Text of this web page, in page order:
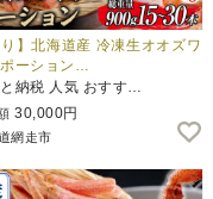
り】北海道産 冷凍生オオズワ
ーション…
納税 人気 おすす…
30,000円
網走市